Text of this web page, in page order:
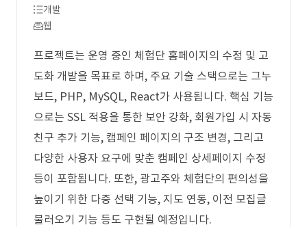
개발
웹
프로젝트는 운영 중인 체험단 홈페이지의 수정 및 고
도화 개발을 목표로 하며, 주요 기술 스택으로는 그누
보드, PHP, MySQL, React가 사용됩니다. 핵심 기능
으로는 SSL 적용을 통한 보안 강화, 회원가입 시 자동
친구 추가 기능, 캠페인 페이지의 구조 변경, 그리고
다양한 사용자 요구에 맞춘 캠페인 상세페이지 수정
등이 포함됩니다. 또한, 광고주와 체험단의 편의성을
높이기 위한 다중 선택 기능, 지도 연동, 이전 모집글
불러오기 기능 등도 구현될 예정입니다.